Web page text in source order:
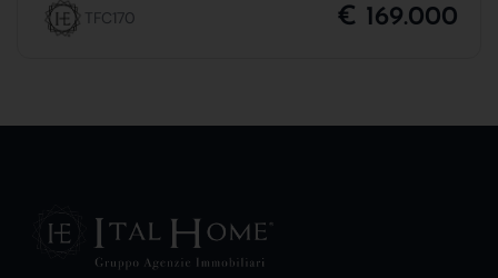
TFC170 € 169.000